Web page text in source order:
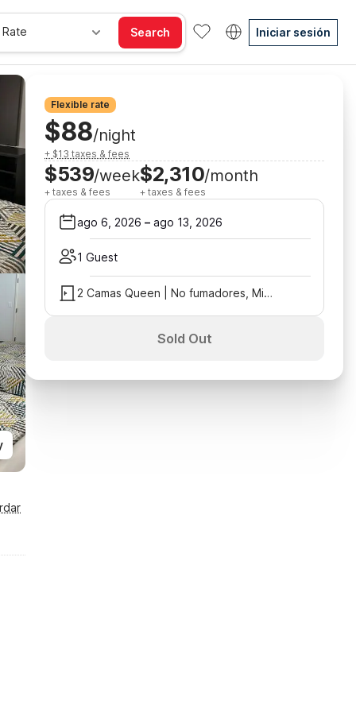
Search Iniciar sesión
Flexible rate
$88/night
+ $13 taxes & fees
$539/week
+ taxes & fees
$2,310/month
+ taxes & fees
ago 6, 2026 – ago 13, 2026
1 Guest
2 Camas Queen | No fumadores, Microondas
Sold Out